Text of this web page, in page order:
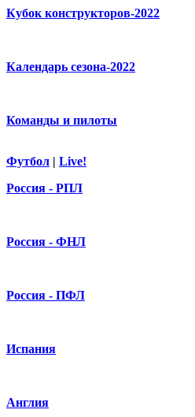
Кубок конструкторов-2022
Календарь сезона-2022
Команды и пилоты
Футбол | Live!
Россия - РПЛ
Россия - ФНЛ
Россия - ПФЛ
Испания
Англия